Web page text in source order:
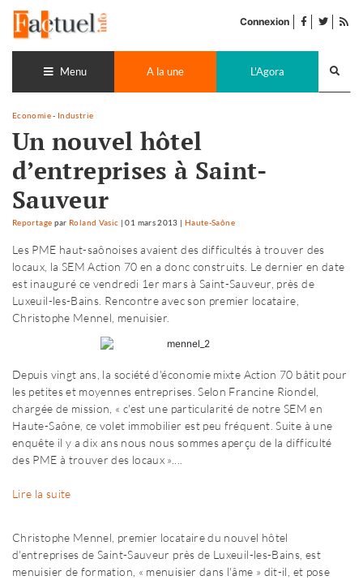
contenu
Connexion facebook
twitter
Menu A la une L'Agora
Economie- Industrie
Un nouvel hôtel
d’entreprises à Saint-
Sauveur
Reportage par Roland Vasic |01 mars 2013 | Haute-Saône
Les PME haut-saônoises avaient des difficultés à trouver des
locaux, la SEM Action 70 en a donc construits. Le dernier en date
est inauguré ce vendredi 1er mars à Saint-Sauveur, près de
Luxeuil-les-Bains. Rencontre avec son premier locataire,
Christophe Mennel, menuisier.
Depuis vingt ans, la société d'économie mixte Action 70 bâtit pour
les petites et moyennes entreprises. Selon Francine Riondel,
chargée de mission, « c'est une particularité de notre SEM en
Haute-Saône, ce volet immobilier est peu fréquent. Suite à une
enquête il y a dix ans nous nous sommes aperçu de la difficulté
des PME à trouver des locaux »....
Lire la suite
Christophe Mennel, premier locataire du nouvel hôtel
d'entreprises de Saint-Sauveur près de Luxeuil-les-Bains, est
menuisier de formation, « menuisier dans l'âme » dit-il, et pose